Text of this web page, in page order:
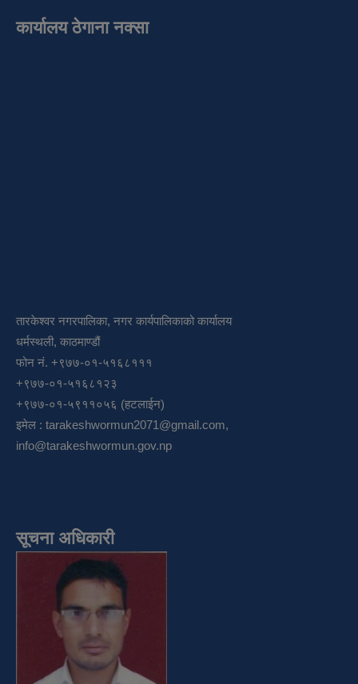
कार्यालय ठेगाना नक्सा
तारकेश्वर नगरपालिका, नगर कार्यपालिकाको कार्यालय
धर्मस्थली, काठमाण्डौं
फोन नं. +९७७-०१-५१६८१११
+९७७-०१-५१६८१२३
+९७७-०१-५९११०५६ (हटलाईन)
इमेल : tarakeshwormun2071@gmail.com,
info@tarakeshwormun.gov.np
सूचना अधिकारी